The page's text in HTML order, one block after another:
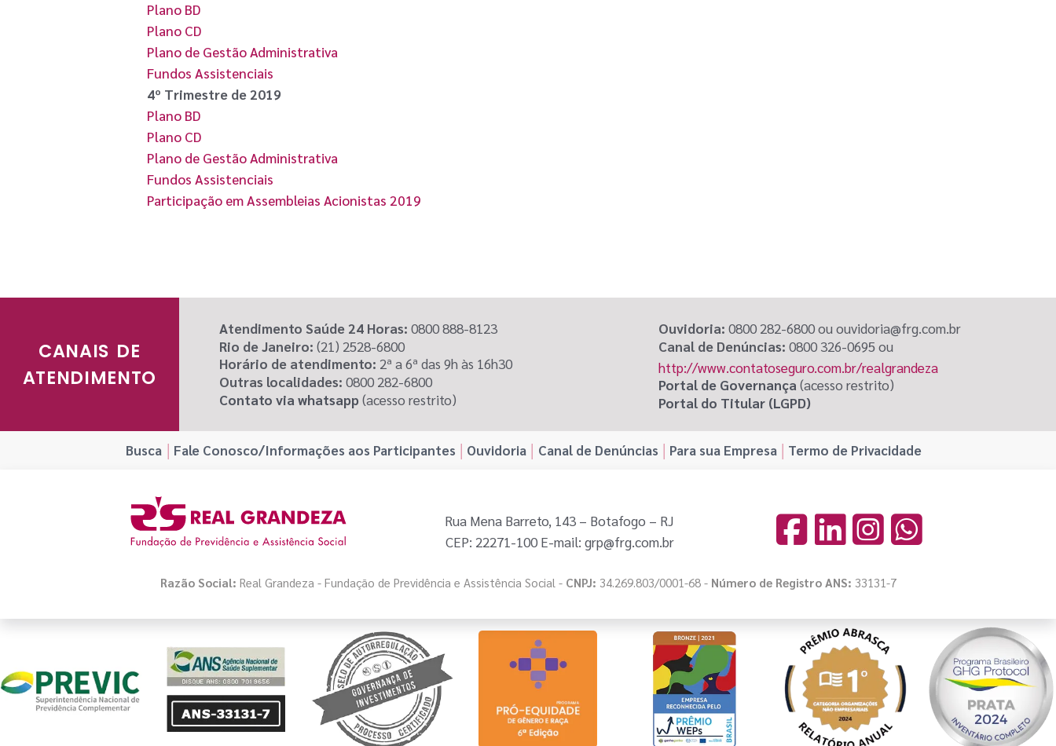
Plano BD
Plano CD
Plano de Gestão Administrativa
Fundos Assistenciais
4º Trimestre de 2019
Plano BD
Plano CD
Plano de Gestão Administrativa
Fundos Assistenciais
Participação em Assembleias Acionistas 2019
CANAIS DE
ATENDIMENTO
Atendimento Saúde 24 Horas: 0800 888-8123
Rio de Janeiro: (21) 2528-6800
Horário de atendimento: 2ª a 6ª das 9h às 16h30
Outras localidades: 0800 282-6800
Contato via whatsapp (acesso restrito)
Ouvidoria: 0800 282-6800 ou ouvidoria@frg.com.br
Canal de Denúncias: 0800 326-0695 ou
http://www.contatoseguro.com.br/realgrandeza
Portal de Governança (acesso restrito)
Portal do Titular (LGPD)
Busca Fale Conosco/Informações aos Participantes Ouvidoria Canal de Denúncias Para sua Empresa Termo de Privacidade
Rua Mena Barreto, 143 – Botafogo – RJ
CEP: 22271-100 E-mail: grp@frg.com.br
Razão Social: Real Grandeza - Fundação de Previdência e Assistência Social - CNPJ: 34.269.803/0001-68 - Número de Registro ANS: 33131-7